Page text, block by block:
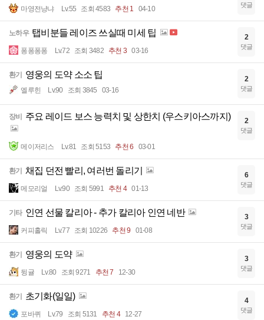
마영전냥냐 Lv.55 조회 4583 추천 1 04-10 댓글
노하우 탭비분들 레이즈 쓰실때 미세 팁
퐁퐁퐁퐁 Lv.72 조회 3482 추천 3 03-16
2
댓글
환기 영웅의 도약 소소 팁
엘루힌 Lv.90 조회 3845 03-16
2
댓글
장비 주요 레이드 보스 능력치 및 상한치 (우스키아스까지)
메이저리스 Lv.81 조회 5153 추천 6 03-01
2
댓글
환기 채집 던전 빨리, 여러번 돌리기
메모리얼 Lv.90 조회 5991 추천 4 01-13
6
댓글
기타 인연 선물 칼리아 - 추가 칼리아 인연 네반
커피홀릭 Lv.77 조회 10226 추천 9 01-08
3
댓글
환기 영웅의 도약
뒹귤 Lv.80 조회 9271 추천 7 12-30
3
댓글
환기 초기화(일일)
포바퀴 Lv.79 조회 5131 추천 4 12-27
4
댓글